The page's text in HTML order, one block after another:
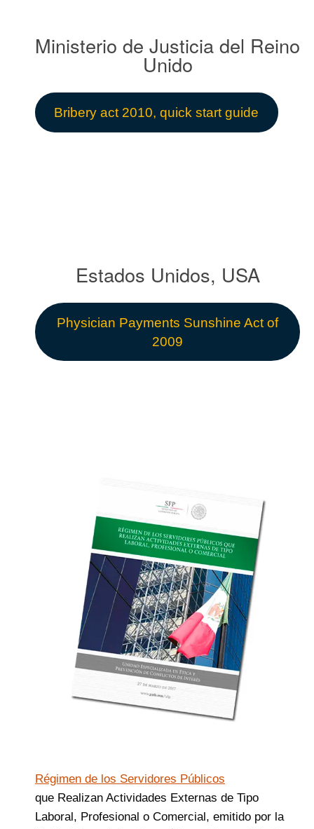
Ministerio de Justicia del Reino
Unido
Bribery act 2010, quick start guide
Estados Unidos, USA
Physician Payments Sunshine Act of
2009
Régimen de los Servidores Públicos
que Realizan Actividades Externas de Tipo
Laboral, Profesional o Comercial, emitido por la